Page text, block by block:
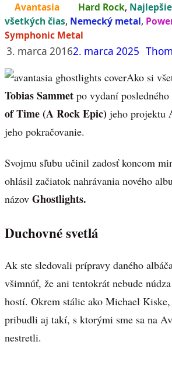
Avantasia Hard Rock,
všetkých čias, Nemecký metal,
Symphonic Metal
3. marca 20162. marca 2025
Ako si
Tobias Sammet po vydaní
of Time (A Rock Epic) jeho projektu
jeho pokračovanie.
Svojmu sľubu učinil zadosť koncom
ohlásil začiatok nahrávania nového
názov Ghostlights.
Duchovné svetlá
Ak ste sledovali prípravy daného
všimnúť, že ani tentokrát nebude
hostí. Okrem stálic ako Michael
pribudli aj takí, s ktorými sme sa na
nestretli.